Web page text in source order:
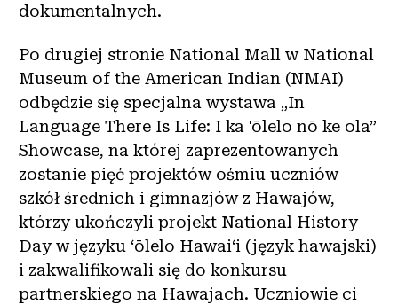
dokumentalnych.
Po drugiej stronie National Mall w National
Museum of the American Indian (NMAI)
odbędzie się specjalna wystawa „In
Language There Is Life: I ka 'ōlelo nō ke ola”
Showcase, na której zaprezentowanych
zostanie pięć projektów ośmiu uczniów
szkół średnich i gimnazjów z Hawajów,
którzy ukończyli projekt National History
Day w języku ʻōlelo Hawaiʻi (język hawajski)
i zakwalifikowali się do konkursu
partnerskiego na Hawajach. Uczniowie ci